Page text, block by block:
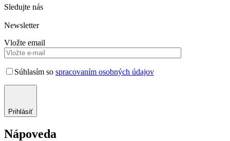
Sledujte nás
Newsletter
Vložte email
Súhlasím so spracovaním osobných údajov
Prihlásiť
Nápoveda